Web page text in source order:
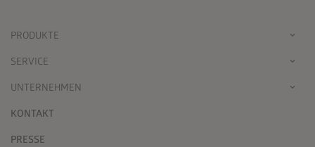
PRODUKTE
SERVICE
UNTERNEHMEN
KONTAKT
PRESSE